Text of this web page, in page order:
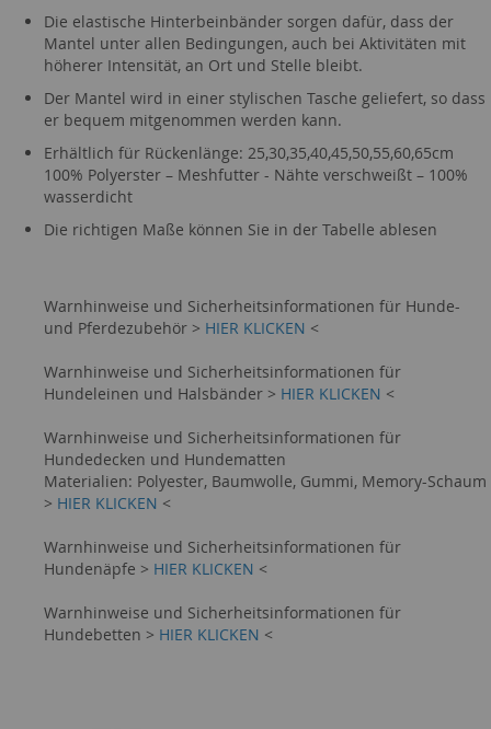
Die elastische Hinterbeinbänder sorgen dafür, dass der
Mantel unter allen Bedingungen, auch bei Aktivitäten mit
höherer Intensität, an Ort und Stelle bleibt.
Der Mantel wird in einer stylischen Tasche geliefert, so dass
er bequem mitgenommen werden kann.
Erhältlich für Rückenlänge: 25,30,35,40,45,50,55,60,65cm
100% Polyerster – Meshfutter - Nähte verschweißt – 100%
wasserdicht
Die richtigen Maße können Sie in der Tabelle ablesen
Warnhinweise und Sicherheitsinformationen für Hunde-
und Pferdezubehör > HIER KLICKEN <
Warnhinweise und Sicherheitsinformationen für
Hundeleinen und Halsbänder > HIER KLICKEN <
Warnhinweise und Sicherheitsinformationen für
Hundedecken und Hundematten
Materialien: Polyester, Baumwolle, Gummi, Memory-Schaum
> HIER KLICKEN <
Warnhinweise und Sicherheitsinformationen für
Hundenäpfe > HIER KLICKEN <
Warnhinweise und Sicherheitsinformationen für
Hundebetten > HIER KLICKEN <